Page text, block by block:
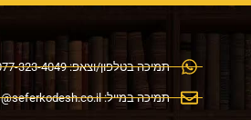
תמיכה בטלפון/וצאפ: 077-323-4049
תמיכה במייל: